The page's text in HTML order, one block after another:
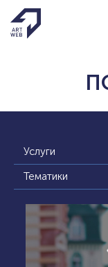
Услуги
Тематики